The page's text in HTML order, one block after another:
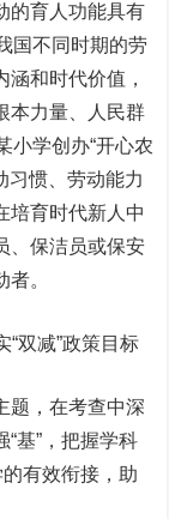
的育人功能具有
国不同时期的劳
和时代价值，
本力量、人民群
小学创办“开心农
习惯、劳动能力
培育时代新人中
、保洁员或保安
。
双减”政策目标
，在考查中深
基”，把握学科
有效衔接，助